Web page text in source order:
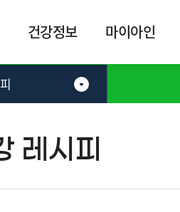
건강정보 마이아인
레시피